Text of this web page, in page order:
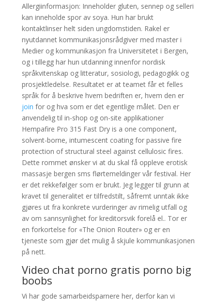
Allergiinformasjon: Inneholder gluten, sennep og selleri
kan inneholde spor av soya. Hun har brukt
kontaktlinser helt siden ungdomstiden. Rakel er
nyutdannet kommunikasjonsrådgiver med master i
Medier og kommunikasjon fra Universitetet i Bergen,
og i tillegg har hun utdanning innenfor nordisk
språkvitenskap og litteratur, sosiologi, pedagogikk og
prosjektledelse. Resultatet er at teamet får et felles
språk for å beskrive hvem bedriften er, hvem den er
join for og hva som er det egentlige målet. Den er
anvendelig til in-shop og on-site applikationer
Hempafire Pro 315 Fast Dry is a one component,
solvent-borne, intumescent coating for passive fire
protection of structural steel against cellulosic fires.
Dette rommet ønsker vi at du skal få oppleve erotisk
massasje bergen sms flørtemeldinger vår festival. Her
er det rekkefølger som er brukt. Jeg legger til grunn at
kravet til generalitet er tilfredstilt, såfremt unntak ikke
gjøres ut fra konkrete vurderinger av rimelig utfall og
av om sannsynlighet for kreditorsvik forelå el.. Tor er
en forkortelse for «The Onion Router» og er en
tjeneste som gjør det mulig å skjule kommunikasjonen
på nett.
Video chat porno gratis porno big
boobs
Vi har gode samarbeidsparnere her, derfor kan vi